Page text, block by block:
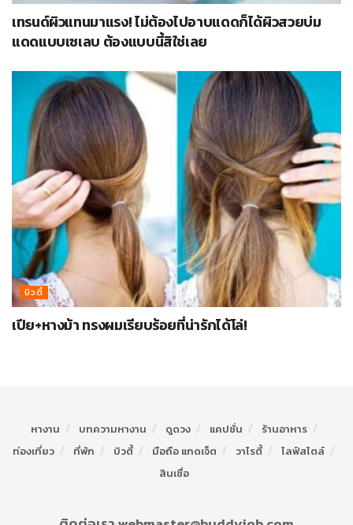
เทรนด์ผิวแทนมาแรง! ไม่ต้องไปอาบแดดก็ได้ผิวสวยบ่ม
แดดแบบเซเลบ ต้องแบบนี้สิใช่เลย
บิวตี้
เปีย+หางม้า ทรงผมเรียบร้อยที่น่ารักได้โล่!
หางาน บทความหางาน ดูดวง แคปชั่น
ร้านอาหาร
ท่องเที่ยว
ที่พัก บิวตี้ มือถือ แกดเจ็ต วาไรตี้
ไลฟ์สไตล์
สินเชื่อ